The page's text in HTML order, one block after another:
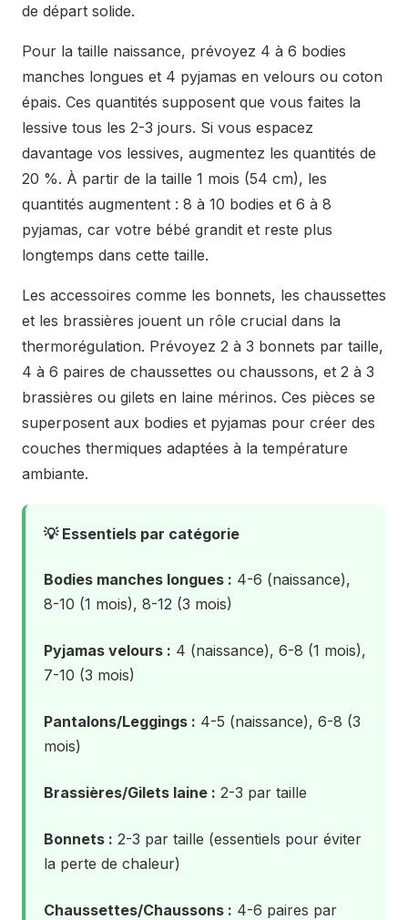
de départ solide.
Pour la taille naissance, prévoyez 4 à 6 bodies
manches longues et 4 pyjamas en velours ou coton
épais. Ces quantités supposent que vous faites la
lessive tous les 2-3 jours. Si vous espacez
davantage vos lessives, augmentez les quantités de
20 %. À partir de la taille 1 mois (54 cm), les
quantités augmentent : 8 à 10 bodies et 6 à 8
pyjamas, car votre bébé grandit et reste plus
longtemps dans cette taille.
Les accessoires comme les bonnets, les chaussettes
et les brassières jouent un rôle crucial dans la
thermorégulation. Prévoyez 2 à 3 bonnets par taille,
4 à 6 paires de chaussettes ou chaussons, et 2 à 3
brassières ou gilets en laine mérinos. Ces pièces se
superposent aux bodies et pyjamas pour créer des
couches thermiques adaptées à la température
ambiante.
💡 Essentiels par catégorie
Bodies manches longues : 4-6 (naissance),
8-10 (1 mois), 8-12 (3 mois)
Pyjamas velours : 4 (naissance), 6-8 (1 mois),
7-10 (3 mois)
Pantalons/Leggings : 4-5 (naissance), 6-8 (3
mois)
Brassières/Gilets laine : 2-3 par taille
Bonnets : 2-3 par taille (essentiels pour éviter
la perte de chaleur)
Chaussettes/Chaussons : 4-6 paires par